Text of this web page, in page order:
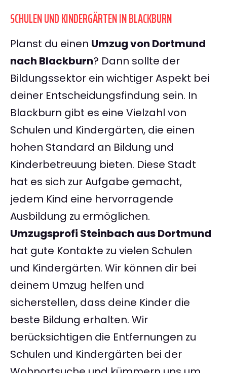
SCHULEN UND KINDERGÄRTEN IN BLACKBURN
Planst du einen Umzug von Dortmund
nach Blackburn? Dann sollte der
Bildungssektor ein wichtiger Aspekt bei
deiner Entscheidungsfindung sein. In
Blackburn gibt es eine Vielzahl von
Schulen und Kindergärten, die einen
hohen Standard an Bildung und
Kinderbetreuung bieten. Diese Stadt
hat es sich zur Aufgabe gemacht,
jedem Kind eine hervorragende
Ausbildung zu ermöglichen.
Umzugsprofi Steinbach aus Dortmund
hat gute Kontakte zu vielen Schulen
und Kindergärten. Wir können dir bei
deinem Umzug helfen und
sicherstellen, dass deine Kinder die
beste Bildung erhalten. Wir
berücksichtigen die Entfernungen zu
Schulen und Kindergärten bei der